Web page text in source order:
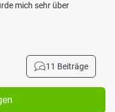
mich sehr über
11 Beiträge